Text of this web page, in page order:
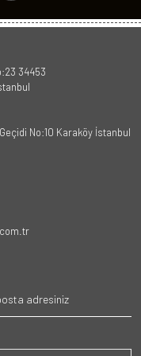
34453
No:10 Karaköy İstanbul